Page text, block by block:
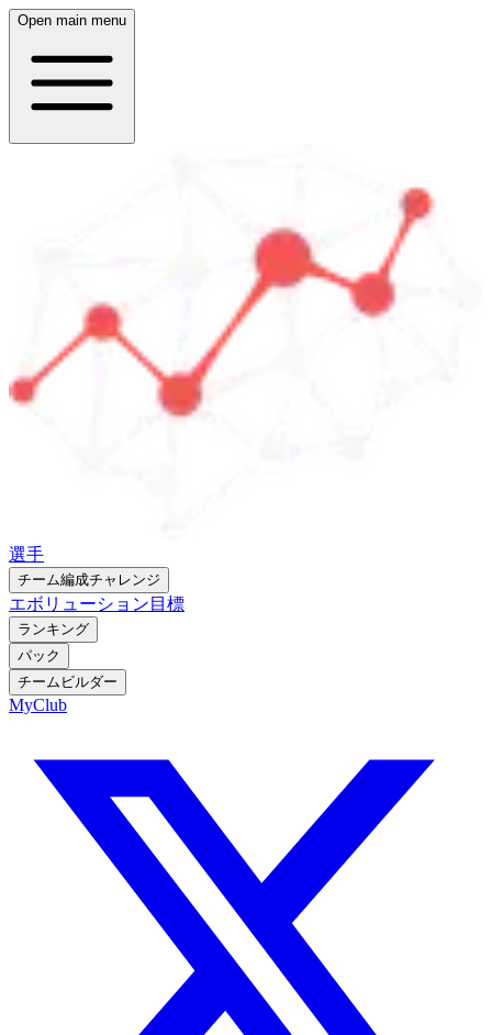
Open main menu
選手
チーム編成チャレンジ
エボリューション 目標
ランキング
パック
チームビルダー
MyClub